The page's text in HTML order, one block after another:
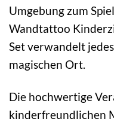
Umgebung zum
Wandtattoo
Set verwandelt
magischen Ort.
Die hochwertige
kinderfreundlichen